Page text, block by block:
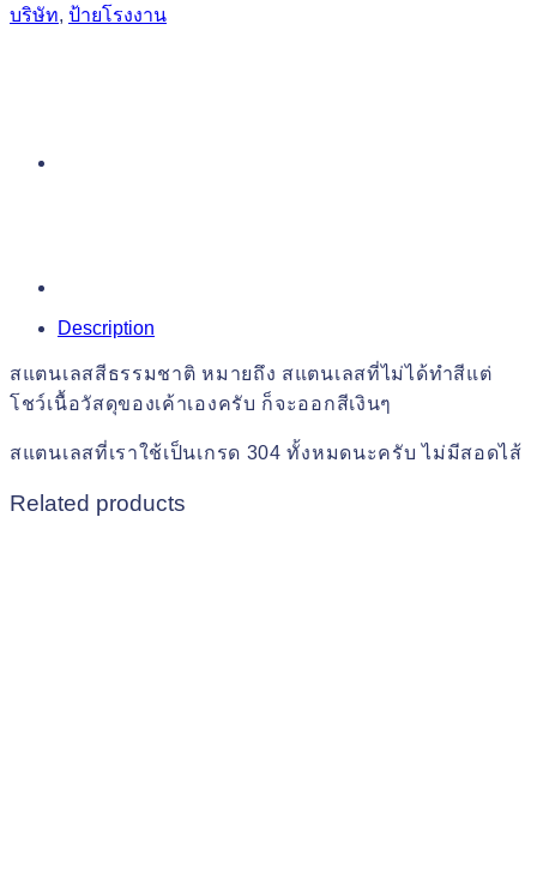
บริษัท, ป้ายโรงงาน
Description
สแตนเลสสีธรรมชาติ หมายถึง สแตนเลสที่ไม่ได้ทำสีแต่
โชว์เนื้อวัสดุของเค้าเองครับ ก็จะออกสีเงินๆ
สแตนเลสที่เราใช้เป็นเกรด 304 ทั้งหมดนะครับ ไม่มีสอดไส้
Related products